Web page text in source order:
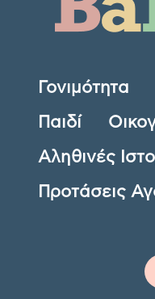
Γονιμότητα
Παιδί
Αληθινές
Προτάσεις